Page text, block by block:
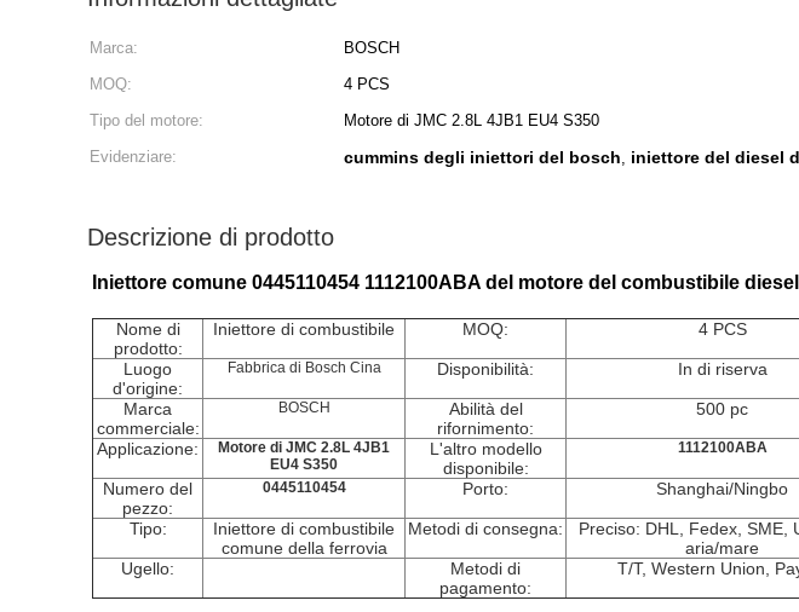
Marca: BOSCH
MOQ:
4 PCS
Tipo del motore:
Motore di JMC 2.8L 4JB1 EU4 S350
Evidenziare:
cummins degli iniettori del bosch, iniettore del diesel
Descrizione di prodotto
Iniettore comune 0445110454 1112100ABA del motore del combustibile
Nome di
prodotto:
Iniettore di combustibile MOQ: 4 PCS
Luogo
d'origine:
Fabbrica di Bosch Cina Disponibilità: In di riserva
Marca
commerciale:
BOSCH
Abilità del
rifornimento:
500 pc
Applicazione:
Motore di JMC 2.8L 4JB1
EU4 S350
L'altro modello
disponibile:
1112100ABA
Numero del
pezzo:
0445110454 Porto: Shanghai/Ningbo
Tipo:
Iniettore di combustibile
comune della ferrovia
Metodi di consegna:
Preciso: DHL, Fedex, SME,
aria/mare
Ugello:
Metodi di
pagamento:
T/T, Western Union,